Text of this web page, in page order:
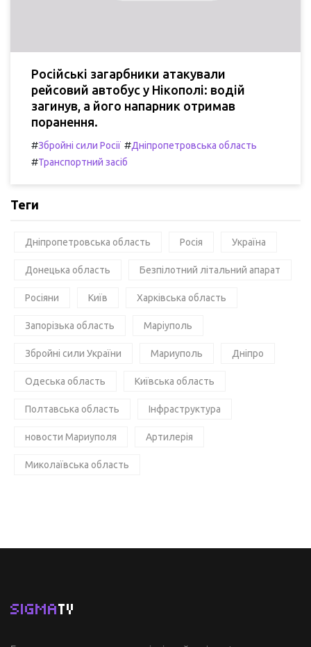
Російські загарбники атакували
рейсовий автобус у Нікополі: водій
загинув, а його напарник отримав
поранення.
#Збройні сили Росії #Дніпропетровська область
#Транспортний засіб
Теги
Дніпропетровська область Росія Україна
Донецька область Безпілотний літальний апарат
Росіяни Київ Харківська область
Запорізька область Маріуполь
Збройні сили України Мариуполь Дніпро
Одеська область Київська область
Полтавська область Інфраструктура
новости Мариуполя Артилерія
Миколаївська область
SIGMATV